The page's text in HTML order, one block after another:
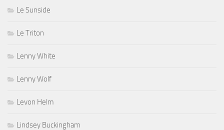
Le Sunside
Le Triton
Lenny White
Lenny Wolf
Levon Helm
Lindsey Buckingham